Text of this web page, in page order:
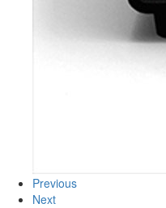
Previous
Next